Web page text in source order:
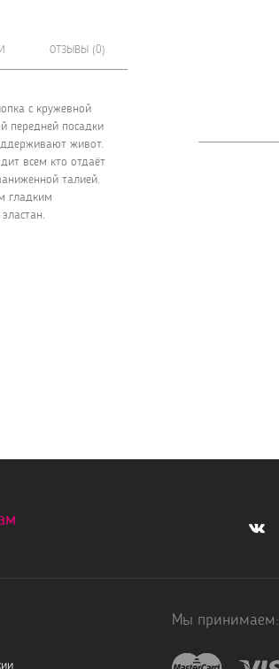
ОТЗЫВЫ (0)
с кружевной
передней посадки
живот.
всем кто отдаёт
талией.
гладким
Мы принимаем: